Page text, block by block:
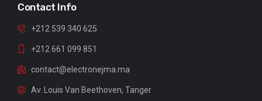
Contact Info
+212 539 340 625
+212 661 099 851
contact@electronejma.ma
Av. Louis Van Beethoven, Tanger